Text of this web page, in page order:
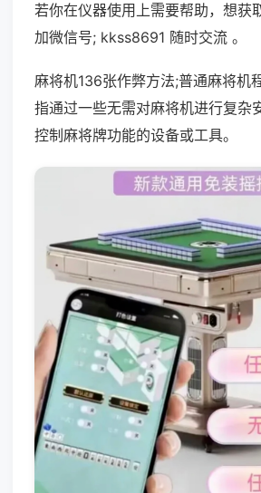
若你在仪器使用上需要帮助，想获
加微信号; kkss8691 随时交流 。
麻将机136张作弊方法;普通麻将机
指通过一些无需对麻将机进行复杂
控制麻将牌功能的设备或工具。